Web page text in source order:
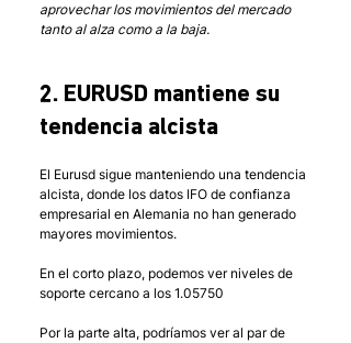
aprovechar los movimientos del mercado
tanto al alza como a la baja.
2. EURUSD mantiene su
tendencia alcista
El Eurusd sigue manteniendo una tendencia
alcista, donde los datos IFO de confianza
empresarial en Alemania no han generado
mayores movimientos.
En el corto plazo, podemos ver niveles de
soporte cercano a los 1.05750
Por la parte alta, podríamos ver al par de